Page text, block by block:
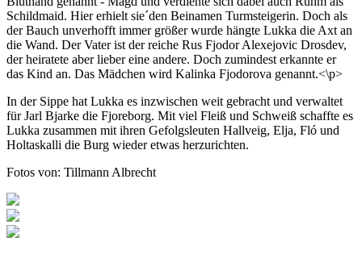
Schildmaid. Hier erhielt sie´den Beinamen Turmsteigerin. Doch als
der Bauch unverhofft immer größer wurde hängte Lukka die Axt an
die Wand. Der Vater ist der reiche Rus Fjodor Alexejovic Drosdev,
der heiratete aber lieber eine andere. Doch zumindest erkannte er
das Kind an. Das Mädchen wird Kalinka Fjodorova genannt.<\p>
In der Sippe hat Lukka es inzwischen weit gebracht und verwaltet
für Jarl Bjarke die Fjoreborg. Mit viel Fleiß und Schweiß schaffte es
Lukka zusammen mit ihren Gefolgsleuten Hallveig, Elja, Fló und
Holtaskalli die Burg wieder etwas herzurichten.
Fotos von: Tillmann Albrecht